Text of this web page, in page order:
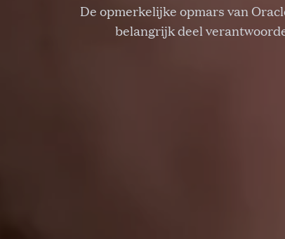
De opmerkelijke opmars van
belangrijk deel